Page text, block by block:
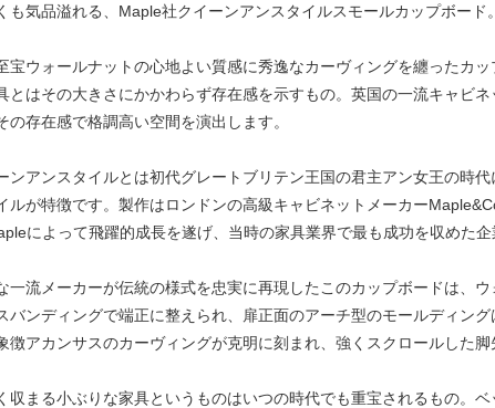
も気品溢れる、Maple社クイーンアンスタイルスモールカップボード。
宝ウォールナットの心地よい質感に秀逸なカーヴィングを纏ったカ
とはその大きさにかかわらず存在感を示すもの。英国の一流キャビ
の存在感で格調高い空間を演出します。
ンアンスタイルとは初代グレートブリテン王国の君主アン女王の時
ルが特徴です。製作はロンドンの高級キャビネットメーカー
によって飛躍的成長を遂げ、当時の家具業界で最も成功を収めた企
一流メーカーが伝統の様式を忠実に再現したこのカップボードは、
バンディングで端正に整えられ、扉正面のアーチ型のモールディン
徴アカンサスのカーヴィングが克明に刻まれ、強くスクロールした
収まる小ぶりな家具というものはいつの時代でも重宝されるもの。